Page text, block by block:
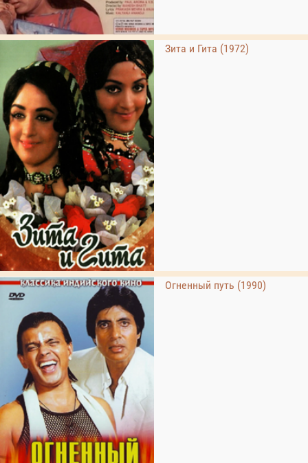
Зита и Гита (1972)
Огненный путь (1990)